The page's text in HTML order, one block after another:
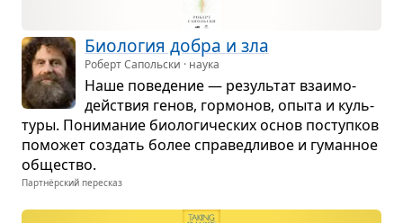
Био­ло­гия добра и зла
Роберт Сапольски · наука
Наше пове­де­ние — резуль­тат вза­и­мо­
действия генов, гор­мо­нов, опыта и куль­
туры. Пони­ма­ние био­ло­ги­че­ских основ поступ­ков
помо­жет создать более спра­вед­ли­вое и гуман­ное
обще­ство.
Партнёрский пересказ